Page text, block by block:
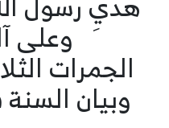
وعلى
الجمرات
وبيان